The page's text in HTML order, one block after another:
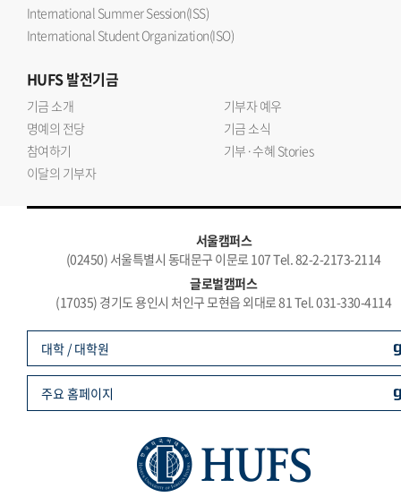
International Summer Session(ISS)
International Student Organization(ISO)
HUFS발전기금
기금 소개
기부자 예우
명예의 전당
기금 소식
참여하기
기부·수혜 Stories
이달의 기부자
서울캠퍼스
(02450) 서울특별시 동대문구 이문로 107 Tel. 82-2-2173-2114
글로벌캠퍼스
(17035) 경기도 용인시 처인구 모현읍 외대로 81 Tel. 031-330-4114
대학 / 대학원
주요 홈페이지